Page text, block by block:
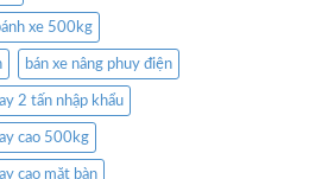
xe 500kg
bán xe nâng phuy điện
2 tấn nhập khẩu
cao 500kg
cao mặt bàn